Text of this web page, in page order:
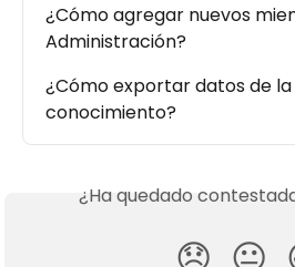
¿Cómo agregar nuevos
Administración?
¿Cómo exportar datos de
conocimiento?
¿Ha quedado